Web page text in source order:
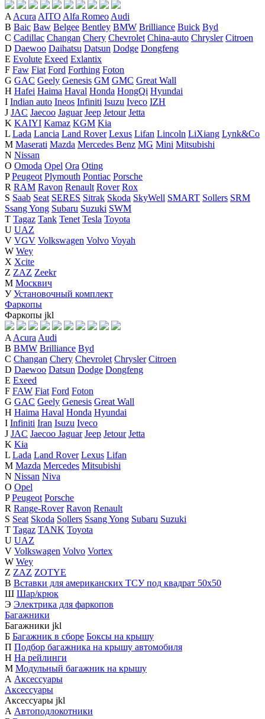
A Acura AITO Alfa Romeo Audi
B Baic Baw Belgee Bentley BMW Brilliance Buick Byd
C Cadillac Changan Chery Chevrolet China-auto Chrysler Citroen
D Daewoo Daihatsu Datsun Dodge Dongfeng
E Evolute Exeed Exlantix
F Faw Fiat Ford Forthing Foton
G GAC Geely Genesis GM GMC Great Wall
H Hafei Haima Haval Honda HongQi Hyundai
I Indian auto Ineos Infiniti Isuzu Iveco IZH
J JAC Jaecoo Jaguar Jeep Jetour Jetta
K KAIYI Kamaz KGM Kia
L Lada Lancia Land Rover Lexus Lifan Lincoln LiXiang Lynk&Co
M Maserati Mazda Mercedes Benz MG Mini Mitsubishi
N Nissan
O Omoda Opel Ora Oting
P Peugeot Plymouth Pontiac Porsche
R RAM Ravon Renault Rover Rox
S Saab Seat SERES Sitrak Skoda SkyWell SMART Sollers SRM
Ssang Yong Subaru Suzuki SWM
T Tagaz Tank Tenet Tesla Toyota
U UAZ
V VGV Volkswagen Volvo Voyah
W Wey
X Xcite
Z ZAZ Zeekr
М Москвич
У Установочный комплект
Фаркопы
Фаркопы jkl
A Acura Audi
B BMW Brilliance Byd
C Changan Chery Chevrolet Chrysler Citroen
D Daewoo Datsun Dodge Dongfeng
E Exeed
F FAW Fiat Ford Foton
G GAC Geely Genesis Great Wall
H Haima Haval Honda Hyundai
I Infiniti Iran Isuzu Iveco
J JAC Jaecoo Jaguar Jeep Jetour Jetta
K Kia
L Lada Land Rover Lexus Lifan
M Mazda Mercedes Mitsubishi
N Nissan Niva
O Opel
P Peugeot Porsche
R Range-Rover Ravon Renault
S Seat Skoda Sollers Ssang Yong Subaru Suzuki
T Tagaz TANK Toyota
U UAZ
V Volkswagen Volvo Vortex
W Wey
Z ZAZ ZOTYE
В Вставки для американских ТСУ под квадрат 50х50
Ш Шар/крюк
Э Электрика для фаркопов
Багажники
Багажники jkl
Б Багажник в сборе Боксы на крышу
П Подбор багажника на крышу автомобиля
Н На рейлинги
М Модульный багажник на крышу
А Аксессуары
Аксессуары
Аксессуары jkl
А Автоподлокотники